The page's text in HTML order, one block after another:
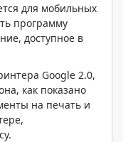
для мобильных
программу
доступное в
Google 2.0,
как показано
на печать и